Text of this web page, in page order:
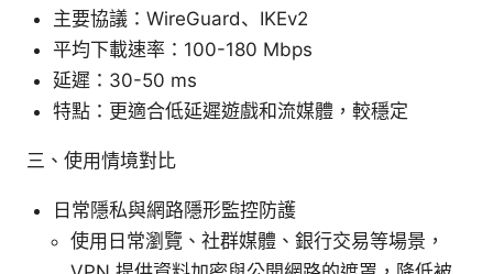
主要協議：WireGuard、IKEv2
平均下載速率：100-180 Mbps
延遲：30-50 ms
特點：更適合低延遲遊戲和流媒體，較穩定
三、使用情境對比
日常隱私與網路隱形監控防護
使用日常瀏覽、社群媒體、銀行交易等場景，